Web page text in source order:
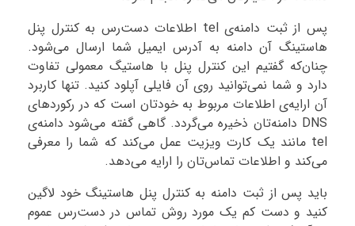
پس از ثبت دامنه‌ی tel اطلاعات دست‌رس به کنترل پنل
هاستینگ آن دامنه به آدرس ایمیل شما ارسال می‌شود.
چنان‌که گفتیم این کنترل پنل با هاستیگ معمولی تفاوت
دارد و شما نمی‌توانید روی آن فایلی آپلود کنید. تنها کاربرد
آن ارایه‌ی اطلاعات مربوط به خودتان است که در رکوردهای
DNS دامنه‌تان ذخیره می‌گردد. گاهی گفته می‌شود دامنه‌ی
tel مانند یک کارت ویزیت عمل می‌کند که شما را معرفی
می‌کند و اطلاعات تماس‌تان را ارایه می‌دهد.
باید پس از ثبت دامنه به کنترل پنل هاستینگ خود لاگین
کنید و دست کم یک مورد روش تماس در دست‌رس عموم